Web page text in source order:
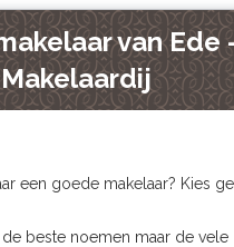
van Ede
een goede makelaar? Kies
de beste noemen maar de vele